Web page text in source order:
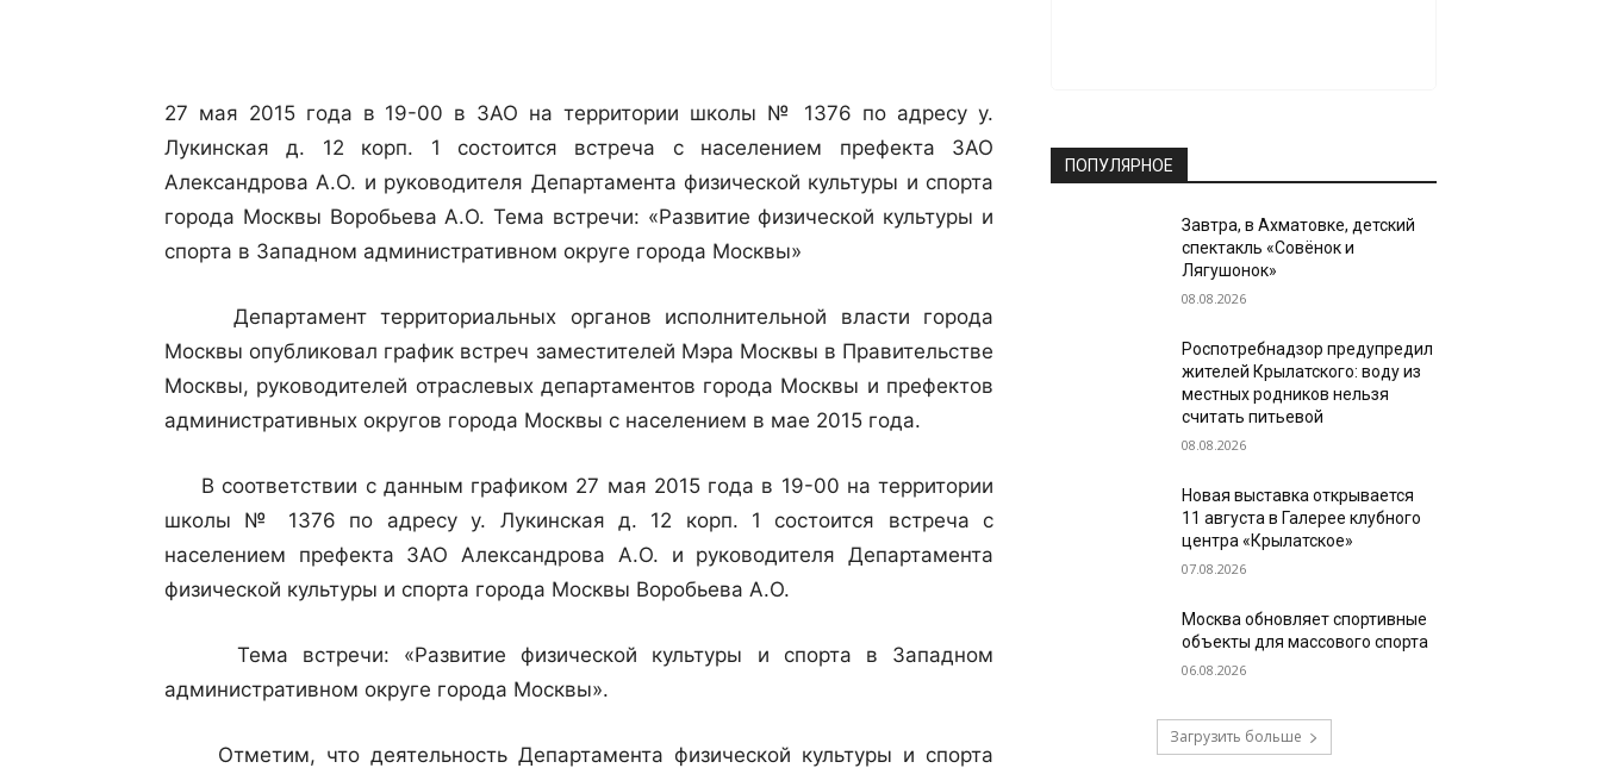
27 мая 2015 года в 19-00 в ЗАО на территории школы № 1376 по адресу у.
Лукинская д. 12 корп. 1 состоится встреча с населением префекта ЗАО
Александрова А.О. и руководителя Департамента физической культуры и спорта
города Москвы Воробьева А.О. Тема встречи: «Развитие физической культуры и
спорта в Западном административном округе города Москвы»
Департамент территориальных органов исполнительной власти города
Москвы опубликовал график встреч заместителей Мэра Москвы в Правительстве
Москвы, руководителей отраслевых департаментов города Москвы и префектов
административных округов города Москвы с населением в мае 2015 года.
В соответствии с данным графиком 27 мая 2015 года в 19-00 на территории
школы № 1376 по адресу у. Лукинская д. 12 корп. 1 состоится встреча с
населением префекта ЗАО Александрова А.О. и руководителя Департамента
физической культуры и спорта города Москвы Воробьева А.О.
Тема встречи: «Развитие физической культуры и спорта в Западном
административном округе города Москвы».
Отметим, что деятельность Департамента физической культуры и спорта
ПОПУЛЯРНОЕ
Завтра, в Ахматовке, детский
спектакль «Совёнок и
Лягушонок»
08.08.2026
Роспотребнадзор предупредил
жителей Крылатского: воду из
местных родников нельзя
считать питьевой
08.08.2026
Новая выставка открывается
11 августа в Галерее клубного
центра «Крылатское»
07.08.2026
Москва обновляет спортивные
объекты для массового спорта
06.08.2026
Загрузить больше